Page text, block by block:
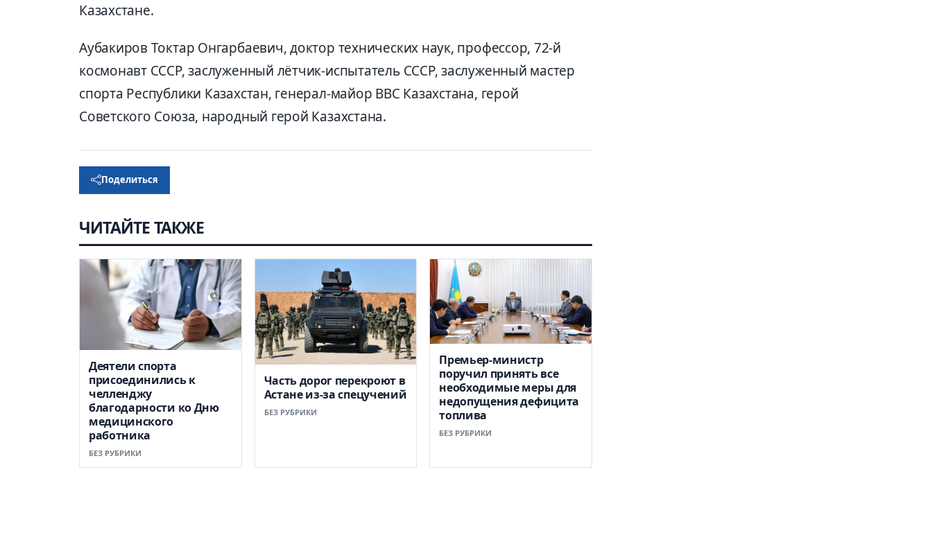
Казахстане.
Аубакиров Токтар Онгарбаевич, доктор технических наук, профессор, 72-й
космонавт СССР, заслуженный лётчик-испытатель СССР, заслуженный мастер
спорта Республики Казахстан, генерал-майор ВВС Казахстана, герой
Советского Союза, народный герой Казахстана.
Поделиться
ЧИТАЙТЕ ТАКЖЕ
Деятели спорта
присоединились к
челленджу
благодарности ко Дню
медицинского
работника
БЕЗ РУБРИКИ
Часть дорог перекроют в
Астане из-за спецучений
БЕЗ РУБРИКИ
Премьер-министр
поручил принять все
необходимые меры для
недопущения дефицита
топлива
БЕЗ РУБРИКИ